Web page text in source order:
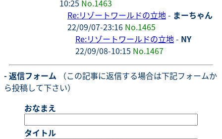
10:25 No.1463
Re:リゾートワールドの立地- まーちゃん
22/09/07-23:16 No.1465
Re:リゾートワールドの立地- NY
22/09/08-10:15 No.1467
- 返信フォーム （この記事に返信する場合は下記フォームか
ら投稿して下さい）
おなまえ
タイトル